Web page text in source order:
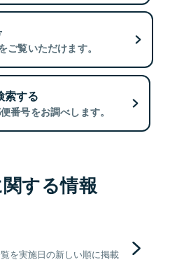
ご覧いただけます。
索する
番号をお調べします。
する情報
を実施日の新しい順に掲載